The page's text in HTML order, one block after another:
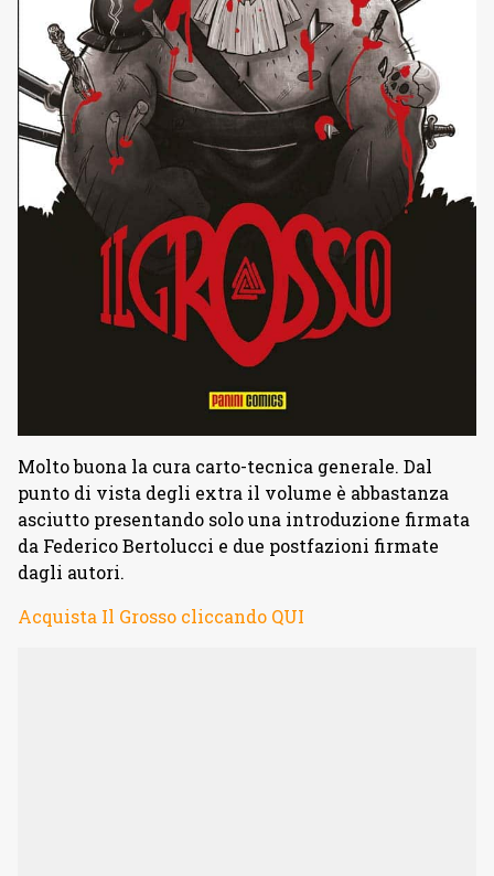
Molto buona la cura carto-tecnica generale. Dal
punto di vista degli extra il volume è abbastanza
asciutto presentando solo una introduzione firmata
da Federico Bertolucci e due postfazioni firmate
dagli autori.
Acquista Il Grosso cliccando QUI